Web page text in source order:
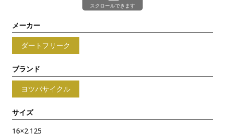
スクロールできます
メーカー
ダートフリーク
ブランド
ヨツバサイクル
サイズ
16×2.125